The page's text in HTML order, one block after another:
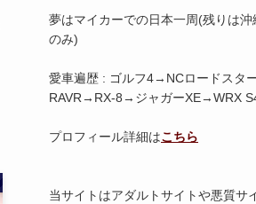
夢はマイカーでの日本一周(残りは沖
のみ)
愛車遍歴 : ゴルフ4→NCロードスタ
RAVR→RX-8→ジャガーXE→WRX
プロフィール詳細はこちら
当サイトはアダルトサイトや悪質サ